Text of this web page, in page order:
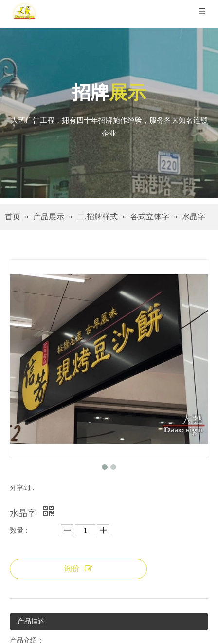
招牌展示
大艺广告工程，拥有四十年招牌施作经验，服务各大知名连锁
企业
首页 » 产品展示 » 二.招牌样式 » 各式立体字 » 水晶字
分享到：
水晶字
数量：
询价
产品描述
产品介绍：